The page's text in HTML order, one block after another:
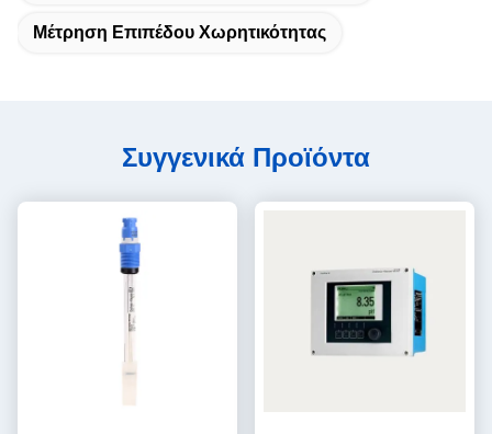
Μέτρηση Επιπέδου Χωρητικότητας
Συγγενικά Προϊόντα